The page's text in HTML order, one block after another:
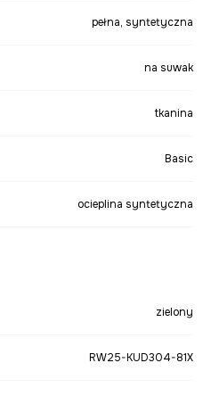
pełna, syntetyczna
na suwak
tkanina
Basic
ocieplina syntetyczna
zielony
RW25-KUD304-81X